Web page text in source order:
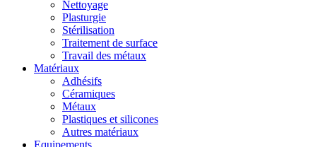
Nettoyage
Plasturgie
Stérilisation
Traitement de surface
Travail des métaux
Matériaux
Adhésifs
Céramiques
Métaux
Plastiques et silicones
Autres matériaux
Equipements